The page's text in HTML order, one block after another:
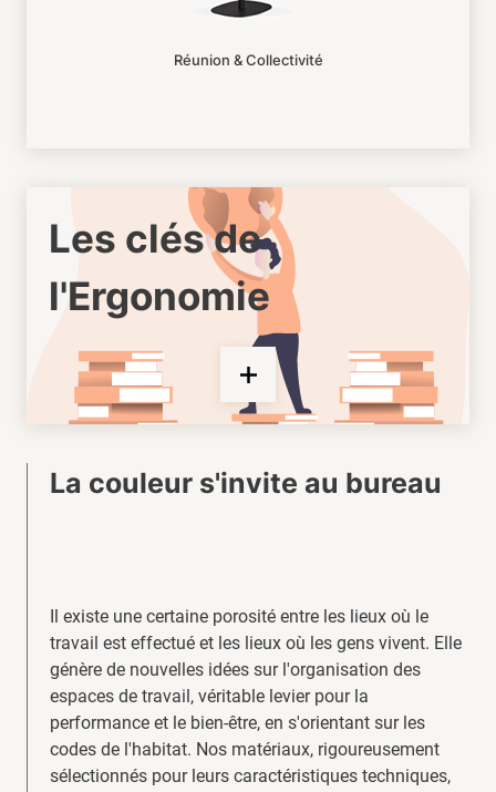
Réunion & Collectivité
Les clés de
l'Ergonomie
La couleur s'invite au bureau
Il existe une certaine porosité entre les lieux où le
travail est effectué et les lieux où les gens vivent. Elle
génère de nouvelles idées sur l'organisation des
espaces de travail, véritable levier pour la
performance et le bien-être, en s'orientant sur les
codes de l'habitat. Nos matériaux, rigoureusement
sélectionnés pour leurs caractéristiques techniques,